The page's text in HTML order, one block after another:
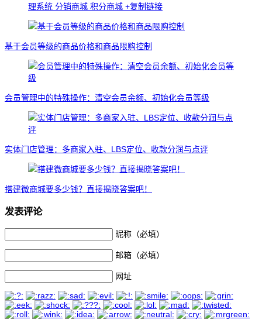
理系统 分销商城 积分商城 +复制链接
基于会员等级的商品价格和商品限购控制
会员管理中的特殊操作：清空会员余额、初始化会员等级
实体门店管理：多商家入驻、LBS定位、收款分润与点评
搭建微商城要多少钱？直接揭晓答案吧！
发表评论
昵称（必填）
邮箱（必填）
网址